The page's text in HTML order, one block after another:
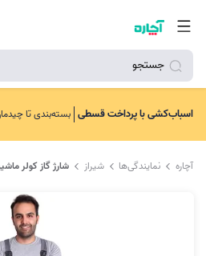
جستجو
اسباب‌کشی با پرداخت قسطی بسته‌بندی تا
آچاره نمایندگی‌ها شیراز شارژ گاز کولر